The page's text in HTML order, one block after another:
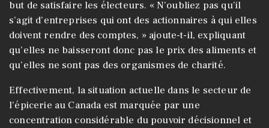
but de satisfaire les électeurs. « N’oubliez pas qu’il
s’agit d’entreprises qui ont des actionnaires à qui elles
doivent rendre des comptes, » ajoute-t-il, expliquant
qu’elles ne baisseront donc pas le prix des aliments et
qu’elles ne sont pas des organismes de charité.
Effectivement, la situation actuelle dans le secteur de
l’épicerie au Canada est marquée par une
concentration considérable du pouvoir décisionnel et